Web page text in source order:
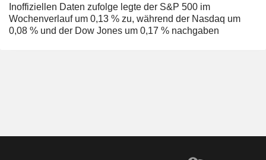
Inoffiziellen Daten zufolge legte der S&P 500 im
Wochenverlauf um 0,13 % zu, während der Nasdaq um
0,08 % und der Dow Jones um 0,17 % nachgaben